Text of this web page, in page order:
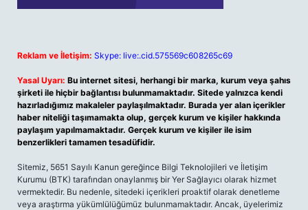
Reklam ve İletişim: Skype: live:.cid.575569c608265c69
Yasal Uyarı: Bu internet sitesi, herhangi bir marka, kurum veya şahıs
şirketi ile hiçbir bağlantısı bulunmamaktadır. Sitede yalnızca kendi
hazırladığımız makaleler paylaşılmaktadır. Burada yer alan içerikler
haber niteliği taşımamakta olup, gerçek kurum ve kişiler hakkında
paylaşım yapılmamaktadır. Gerçek kurum ve kişiler ile isim
benzerlikleri tamamen tesadüfidir.
Sitemiz, 5651 Sayılı Kanun gereğince Bilgi Teknolojileri ve İletişim
Kurumu (BTK) tarafından onaylanmış bir Yer Sağlayıcı olarak hizmet
vermektedir. Bu nedenle, sitedeki içerikleri proaktif olarak denetleme
veya araştırma yükümlülüğümüz bulunmamaktadır. Ancak, üyelerimiz